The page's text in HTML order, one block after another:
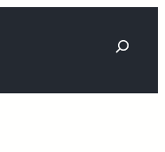
検